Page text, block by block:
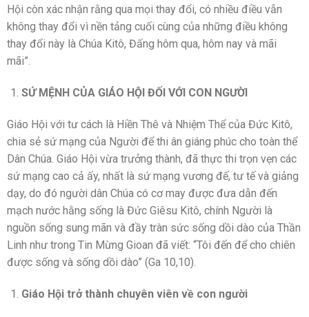
Hội còn xác nhận rằng qua mọi thay đổi, có nhiều điều vẫn
không thay đổi vì nền tảng cuối cùng của những điều không
thay đổi này là Chúa Kitô, Đấng hôm qua, hôm nay và mãi
mãi”.
SỨ MỆNH CỦA GIÁO HỘI ĐỐI VỚI CON NGƯỜI
Giáo Hội với tư cách là Hiền Thê và Nhiệm Thể của Đức Kitô,
chia sẻ sứ mạng của Người để thi ân giáng phúc cho toàn thể
Dân Chúa. Giáo Hội vừa trưởng thành, đã thực thi trọn vẹn các
sứ mạng cao cả ấy, nhất là sứ mạng vương đế, tư tế và giảng
dạy, do đó người dân Chúa có cơ may được đưa dẫn đến
mạch nước hằng sống là Đức Giêsu Kitô, chính Người là
nguồn sống sung mãn và đầy tràn sức sống dồi dào của Thần
Linh như trong Tin Mừng Gioan đã viết: “Tôi đến để cho chiên
được sống và sống dồi dào” (Ga 10,10).
Giáo Hội trở thành chuyên viên về con người